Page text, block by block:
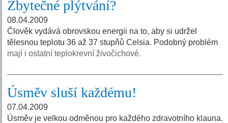
Zbytečné plýtvání?
08.04.2009
Člověk vydává obrovskou energii na to, aby si udržel
tělesnou teplotu 36 až 37 stupňů Celsia. Podobný problém
mají i ostatní teplokrevní živočichové.
Úsměv sluší každému!
07.04.2009
Úsměv je velkou odměnou pro každého zdravotního klauna.